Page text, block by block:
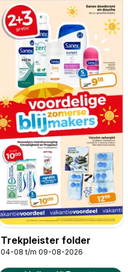
Trekpleister folder
04-08 t/m 09-08-2026